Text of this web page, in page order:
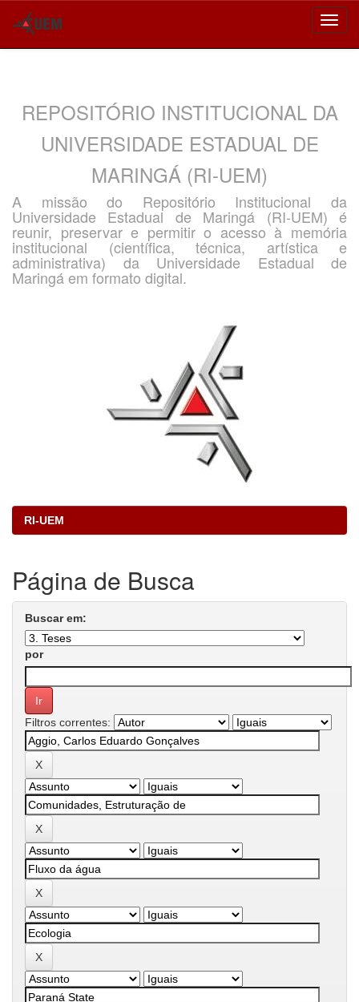
REPOSITÓRIO INSTITUCIONAL DA
UNIVERSIDADE ESTADUAL DE
MARINGÁ (RI-UEM)
A missão do Repositório Institucional da
Universidade Estadual de Maringá (RI-UEM) é
reunir, preservar e permitir o acesso à memória
institucional (científica, técnica, artística e
administrativa) da Universidade Estadual de
Maringá em formato digital.
RI-UEM
Página de Busca
Buscar em:
por
Filtros correntes: